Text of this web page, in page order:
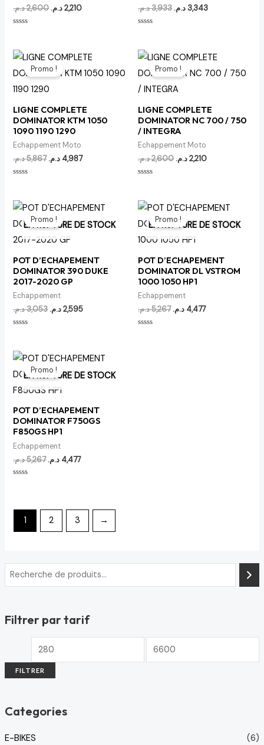
Filtrer par tarif
FILTRER
Categories
E-BIKES
(6)
2,600د.م. 2,210 د.م.
5
3,933د.م. 3,343 د.م.
5
Promo !
LIGNE COMPLETE
DOMINATOR KTM 1050
1090 1190 1290
Echappement Moto
5,867د.م.
Le
prix
initial
était :
4,987 د.م.
Le
actuel
5
Promo !
LIGNE COMPLETE
DOMINATOR NC 700 / 750
/ INTEGRA
Echappement Moto
2,600د.م.
Le
prix
initial
était :
2,210د.م.
Le
actuel
5
EN RUPTURE DE STOCK
Promo !
POT D’ECHAPEMENT
DOMINATOR 390 DUKE
2017-2020 GP
Echappement
3,053د.م.
Le
prix
initial
était :
2,595 د.م.
Le
actuel
5
EN RUPTURE DE STOCK
Promo !
POT D’ECHAPEMENT
DOMINATOR DL VSTROM
1000 1050 HP1
Echappement
5,267د.م.
Le
prix
initial
était :
4,477 د.م.
Le
actuel
EN RUPTURE DE STOCK
Promo !
POT D’ECHAPEMENT
DOMINATOR F750GS
F850GS HP1
Echappement
5,267د.م.
Le
prix
initial
était :
4,477 د.م.
Le
actuel
1 2 3 →